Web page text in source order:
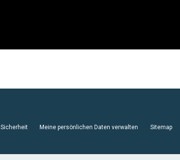
Sicherheit Meine persönlichen Daten verwalten Sitemap